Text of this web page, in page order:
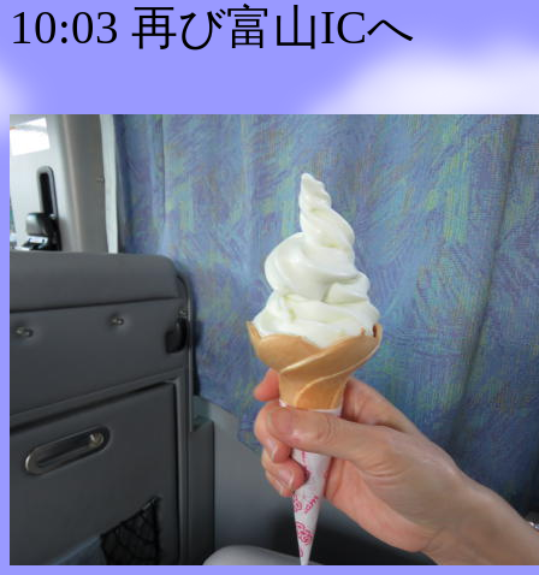
10:03 再び富山ICへ